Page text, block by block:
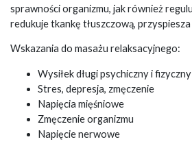
sprawności organizmu, jak również
redukuje tkankę tłuszczową,
Wskazania do masażu relaksacyjnego:
Wysiłek długi psychiczny i fizyczny
Stres, depresja, zmęczenie
Napięcia mięśniowe
Zmęczenie organizmu
Napięcie nerwowe